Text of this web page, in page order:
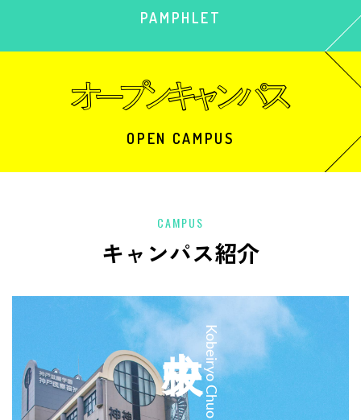
PAMPHLET
OPEN CAMPUS
CAMPUS
キャンパス紹介
Kobeiryo Chuo